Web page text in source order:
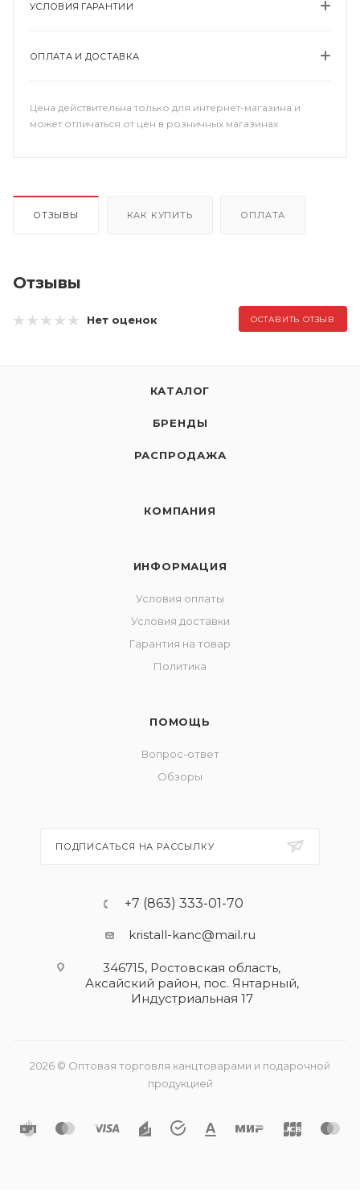
УСЛОВИЯ ГАРАНТИИ
ОПЛАТА И ДОСТАВКА
Цена действительна только для интернет-магазина и
может отличаться от цен в розничных магазинах
ОТЗЫВЫ КАК КУПИТЬ ОПЛАТА
Отзывы
Нет оценок ОСТАВИТЬ ОТЗЫВ
КАТАЛОГ
БРЕНДЫ
РАСПРОДАЖА
КОМПАНИЯ
ИНФОРМАЦИЯ
Условия оплаты
Условия доставки
Гарантия на товар
Политика
ПОМОЩЬ
Вопрос-ответ
Обзоры
ПОДПИСАТЬСЯ НА РАССЫЛКУ
+7 (863) 333-01-70
kristall-kanc@mail.ru
346715, Ростовская область​,
Аксайский район, пос. Янтарный,
Индустриальная 17
2026 © Оптовая торговля канцтоварами и подарочной
продукцией